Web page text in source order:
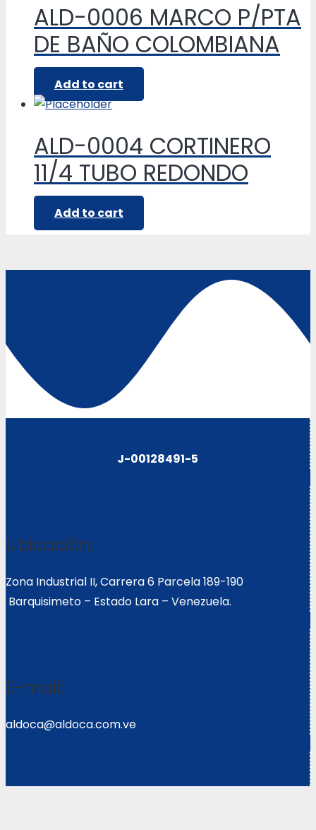
ALD-0006 MARCO P/PTA
DE BAÑO COLOMBIANA
Add to cart
ALD-0004 CORTINERO
11/4 TUBO REDONDO
Add to cart
J-00128491-5
Ubicación:
Zona Industrial II, Carrera 6 Parcela 189-190
Barquisimeto – Estado Lara – Venezuela.
E-mail:
aldoca@aldoca.com.ve